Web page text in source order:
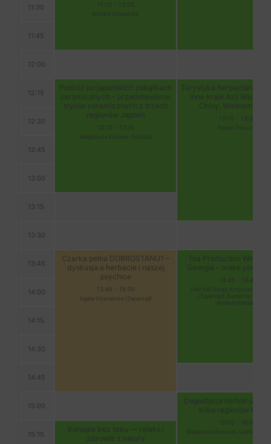
11:15 12:00
Monika Orowiecka
11:30
11:45
12:00
12:15
Podróż po japońskich zakątkach
ceramicznych – przedstawienie
stylów ceramicznych z trzech
regionów Japonii
12:15 13:15
Małgorzata Korczak-Sulińska
Turystyka herbaciana –
inne kraje Azji
Chiny, Wietnam,
12:15 13:30
Robert Tomczyk
12:30
12:45
13:00
13:15
13:30
13:45
Czarka pełna DOBROSTANU? –
dyskusja o herbacie i naszej
psychice
13:45 - 15:00
Agata Ożarowska (Zaparzaj!)
Tea Production
Georgia – make your
13:45 14:45
Petr Sič (Sičaj), Krzysztof
(Zaparzaj!), Bartłomiej
(AromatyHerbaty)
14:00
14:15
14:30
14:45
15:00
Degustacja herbat
kilku regionów
15:00 16:00
Małgorzata Korczak-Sulińska
15:15
Konopie bez tabu — relaks i
zdrowie z natury